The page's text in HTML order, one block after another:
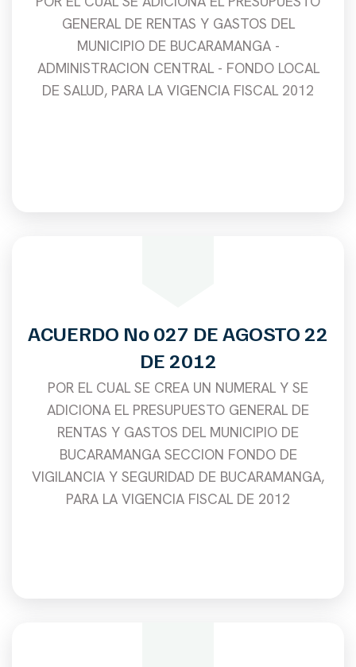
GENERAL DE RENTAS Y GASTOS DEL
MUNICIPIO DE BUCARAMANGA -
ADMINISTRACION CENTRAL - FONDO LOCAL
DE SALUD, PARA LA VIGENCIA FISCAL 2012
ACUERDO No 027 DE AGOSTO 22
DE 2012
POR EL CUAL SE CREA UN NUMERAL Y SE
ADICIONA EL PRESUPUESTO GENERAL DE
RENTAS Y GASTOS DEL MUNICIPIO DE
BUCARAMANGA SECCION FONDO DE
VIGILANCIA Y SEGURIDAD DE BUCARAMANGA,
PARA LA VIGENCIA FISCAL DE 2012